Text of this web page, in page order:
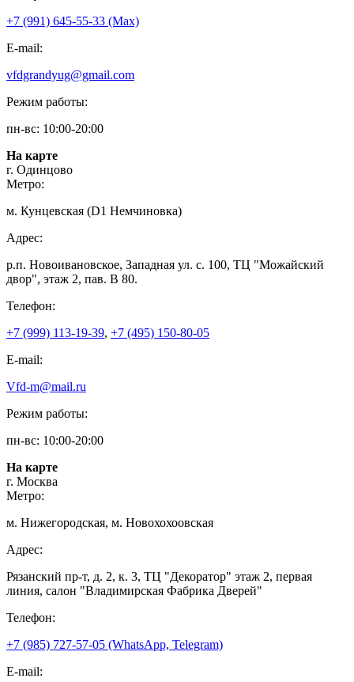
+7 (991) 645-55-33 (Мах)
E-mail:
vfdgrandyug@gmail.com
Режим работы:
пн-вс: 10:00-20:00
На карте
г. Одинцово
Метро:
м. Кунцевская (D1 Немчиновка)
Адрес:
р.п. Новоивановское, Западная ул. с. 100, ТЦ "Можайский
двор", этаж 2, пав. В 80.
Телефон:
+7 (999) 113-19-39, +7 (495) 150-80-05
E-mail:
Vfd-m@mail.ru
Режим работы:
пн-вс: 10:00-20:00
На карте
г. Москва
Метро:
м. Нижегородская, м. Новохохоовская
Адрес:
Рязанский пр-т, д. 2, к. 3, ТЦ "Декоратор" этаж 2, первая
линия, салон "Владимирская Фабрика Дверей"
Телефон:
+7 (985) 727-57-05 (WhatsApp, Telegram)
E-mail: